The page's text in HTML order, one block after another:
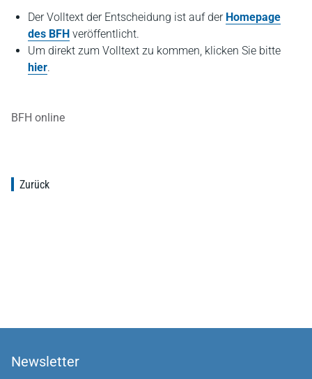
Der Volltext der Entscheidung ist auf der Homepage
des BFH veröffentlicht.
Um direkt zum Volltext zu kommen, klicken Sie bitte
hier.
BFH online
Zurück
Newsletter